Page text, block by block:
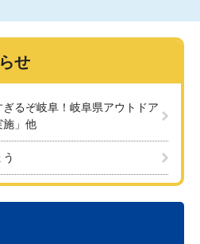
せ
るぞ岐阜！岐阜県アウトドア
施」他